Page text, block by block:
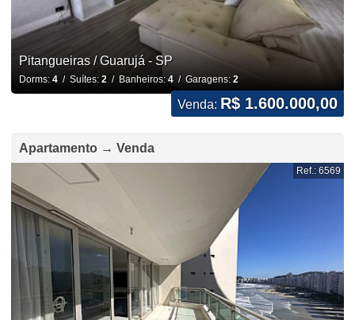
Pitangueiras / Guarujá - SP
Dorms: 4/ Suítes: 2/ Banheiros:4/ Garagens: 2
Venda: R$ 1.600.000,00
Apartamento → Venda
Ref.: 6569